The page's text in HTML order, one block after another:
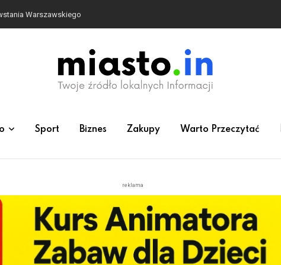
Warszawskiego
Sport Biznes Zakupy Warto Przeczytać
reklama